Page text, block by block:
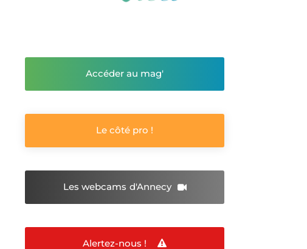
Accéder au mag'
Le côté pro !
Les webcams d'Annecy
Alertez-nous !